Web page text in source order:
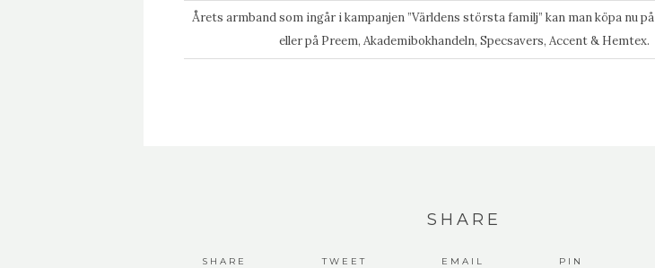
Årets armband som ingår i kampanjen ”Världens största familj” kan man köpa nu på
eller på Preem, Akademibokhandeln, Specsavers, Accent & Hemtex.
SHARE
SHARE TWEET EMAIL PIN